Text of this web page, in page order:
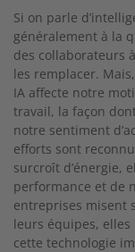
Si on parle
généralement à la
des collaborateurs
les remplacer.
IA affecte notre
travail, la façon
notre sentiment
efforts sont
surcroît d’énergie,
performance et de
entreprises misent
leurs équipes,
cette technologie